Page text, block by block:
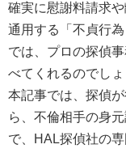
確実に慰謝料請求
通用する「不貞行
では、プロの探偵
べてくれるのでしょ
本記事では、探偵
ら、不倫相手の身
で、HAL探偵社の